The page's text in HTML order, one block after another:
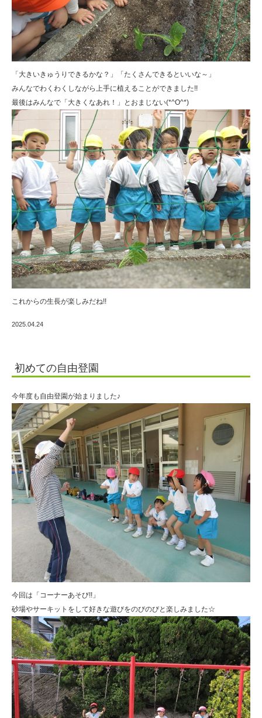
「大きいきゅうりできるかな？」「たくさんできるといいな～」
みんなでわくわくしながら上手に植えることができました!!
最後はみんなで「大きくなあれ！」とおまじない(*^O^*)
これからの生長が楽しみだね!!
2025.04.24
初めての自由登園
今年度も自由登園が始まりました♪
今回は「コーナーあそび!!」
砂場やサーキットをして好きな遊びをのびのびと楽しみました☆